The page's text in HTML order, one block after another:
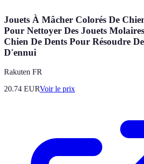
Jouets À Mâcher Colorés De
Pour Nettoyer Des Jouets
Chien De Dents Pour Résoudre
D'ennui
Rakuten FR
20.74 EURVoir le prix